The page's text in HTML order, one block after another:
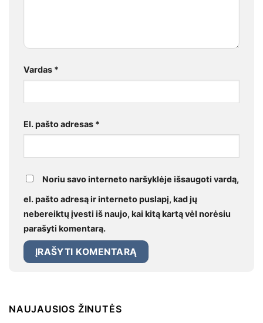
Vardas *
El. pašto adresas *
Noriu savo interneto naršyklėje išsaugoti vardą,
el. pašto adresą ir interneto puslapį, kad jų
nebereiktų įvesti iš naujo, kai kitą kartą vėl norėsiu
parašyti komentarą.
NAUJAUSIOS ŽINUTĖS